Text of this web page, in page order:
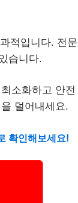
적입니다. 전문
습니다.
소화하고 안전
덜어내세요.
확인해보세요!